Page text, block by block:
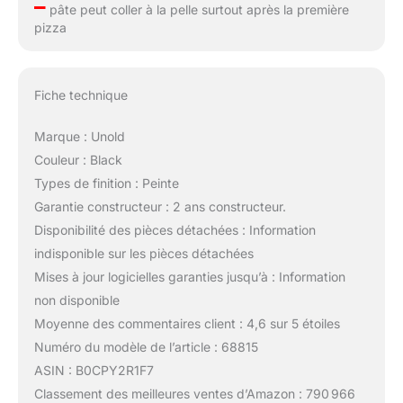
–pâte peut coller à la pelle surtout après la première
pizza
Fiche technique
Marque : Unold
Couleur : Black
Types de finition : Peinte
Garantie constructeur : 2 ans constructeur.
Disponibilité des pièces détachées : Information
indisponible sur les pièces détachées
Mises à jour logicielles garanties jusqu’à : Information
non disponible
Moyenne des commentaires client : 4,6 sur 5 étoiles
Numéro du modèle de l’article : 68815
ASIN : B0CPY2R1F7
Classement des meilleures ventes d’Amazon : 790 966